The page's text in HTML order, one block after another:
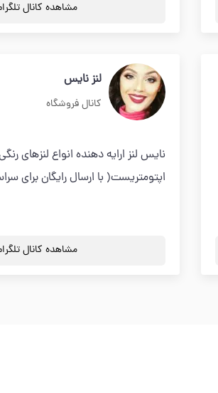
مشاهده کانال
لنز نایس
کانال فروشگاه
نایس لنز ارایه دهنده انواع لنزهای
اپتومتریست( با ارسال رایگان برای
مشاهده کانال